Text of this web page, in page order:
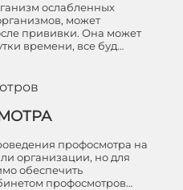
ослабленных
может
прививки. Она может
времени, все буд…
профосмотра на
организации, но для
обеспечить
профосмотров…